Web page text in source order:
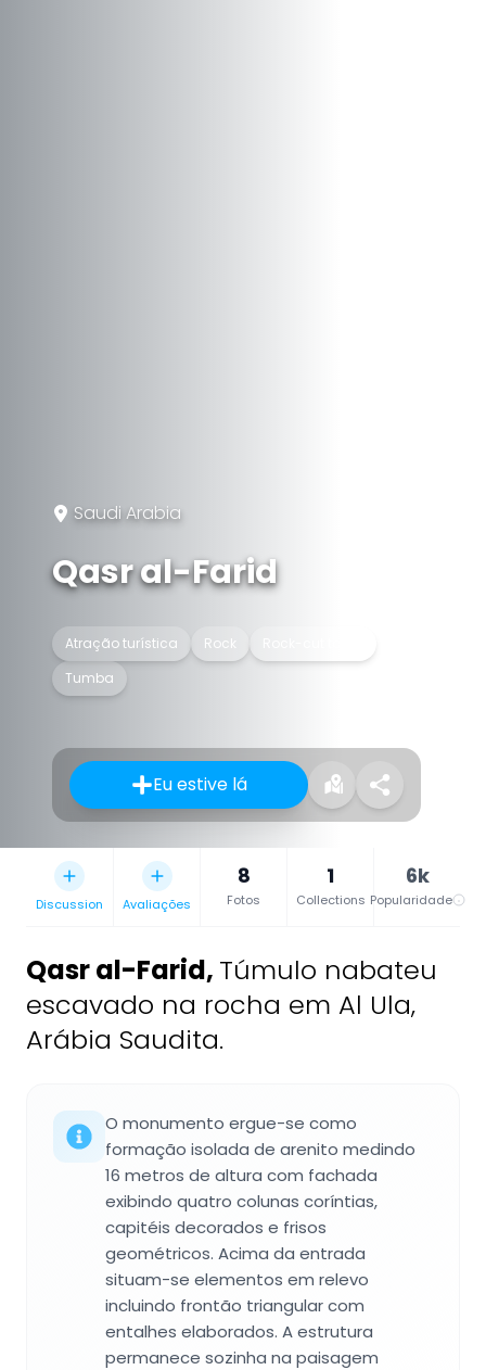
Saudi Arabia
Qasr al-Farid
Atração turística Rock
Tumba
Eu estive lá
Discussion Avaliações
8
Fotos
1
Collections
6k
Popularidade
Qasr al-Farid, Túmulo nabateu
escavado na rocha em Al Ula,
Arábia Saudita.
O monumento ergue-se como
formação isolada de arenito medindo
16 metros de altura com fachada
exibindo quatro colunas coríntias,
capitéis decorados e frisos
geométricos. Acima da entrada
situam-se elementos em relevo
incluindo frontão triangular com
entalhes elaborados. A estrutura
permanece sozinha na paisagem